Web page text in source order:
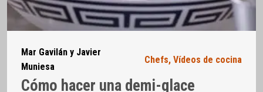
Mar Gavilán y Javier
Muniesa
Chefs, Vídeos de cocina
Cómo hacer una demi-glace